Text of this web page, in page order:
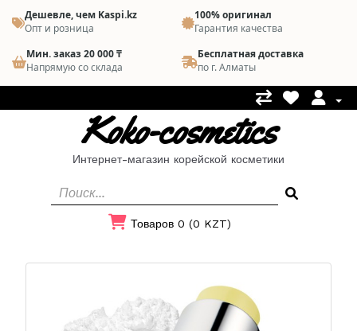
Дешевле, чем Kaspi.kz
Опт и розница
100% оригинал
Гарантия качества
Мин. заказ 20 000 ₸
Напрямую со склада
Бесплатная доставка
по г. Алматы
Koko-cosmetics
Интернет-магазин корейской косметики
Товаров 0 (0 KZT)